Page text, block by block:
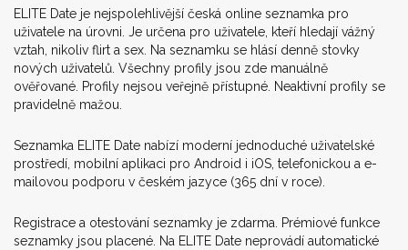
ELITE Date je nejspolehlivější česká online seznamka pro
uživatele na úrovni. Je určena pro uživatele, kteří hledají vážný
vztah, nikoliv flirt a sex. Na seznamku se hlásí denně stovky
nových uživatelů. Všechny profily jsou zde manuálně
ověřované. Profily nejsou veřejně přístupné. Neaktivní profily se
pravidelně mažou.
Seznamka ELITE Date nabízí moderní jednoduché uživatelské
prostředí, mobilní aplikaci pro Android i iOS, telefonickou a e-
mailovou podporu v českém jazyce (365 dní v roce).
Registrace a otestování seznamky je zdarma. Prémiové funkce
seznamky jsou placené. Na ELITE Date neprovádí automatické